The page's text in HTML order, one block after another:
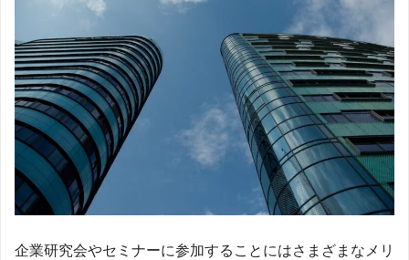
企業研究会やセミナーに参加することにはさまざまなメリ